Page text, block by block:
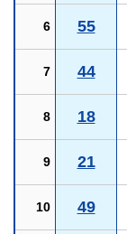
6 55
7 44
8 18
9 21
10 49